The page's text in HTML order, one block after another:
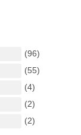
(96)
(55)
(4)
(2)
(2)